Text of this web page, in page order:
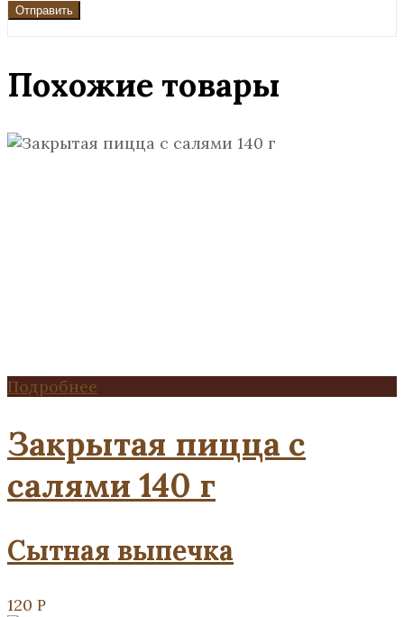
Похожие товары
Подробнее
Закрытая пицца с
салями 140 г
Сытная выпечка
120 Р